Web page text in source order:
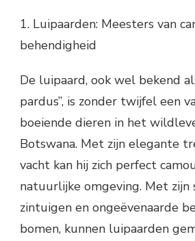
1. Luipaarden: Meesters van
behendigheid
De luipaard, ook wel bekend
pardus”, is zonder twijfel een
boeiende dieren in het
Botswana. Met zijn elegante
vacht kan hij zich perfect
natuurlijke omgeving. Met zijn
zintuigen en ongeëvenaarde
bomen, kunnen luipaarden